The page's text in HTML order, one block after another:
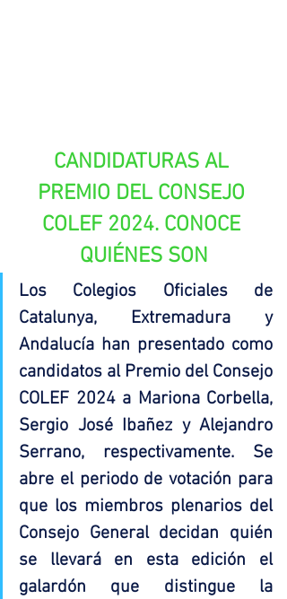
CANDIDATURAS AL
PREMIO DEL CONSEJO
COLEF 2024. CONOCE
QUIÉNES SON
Los Colegios Oficiales de
Catalunya, Extremadura y
Andalucía han presentado como
candidatos al Premio del Consejo
COLEF 2024 a Mariona Corbella,
Sergio José Ibañez y Alejandro
Serrano, respectivamente. Se
abre el periodo de votación para
que los miembros plenarios del
Consejo General decidan quién
se llevará en esta edición el
galardón que distingue la